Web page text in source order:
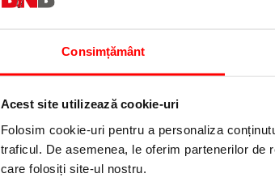
Consimțământ
Acest site utilizează cookie-uri
Folosim cookie-uri pentru a personaliza
traficul. De asemenea, le oferim partenerilor
care folosiți site-ul nostru.
Aparat de indosariat electric,